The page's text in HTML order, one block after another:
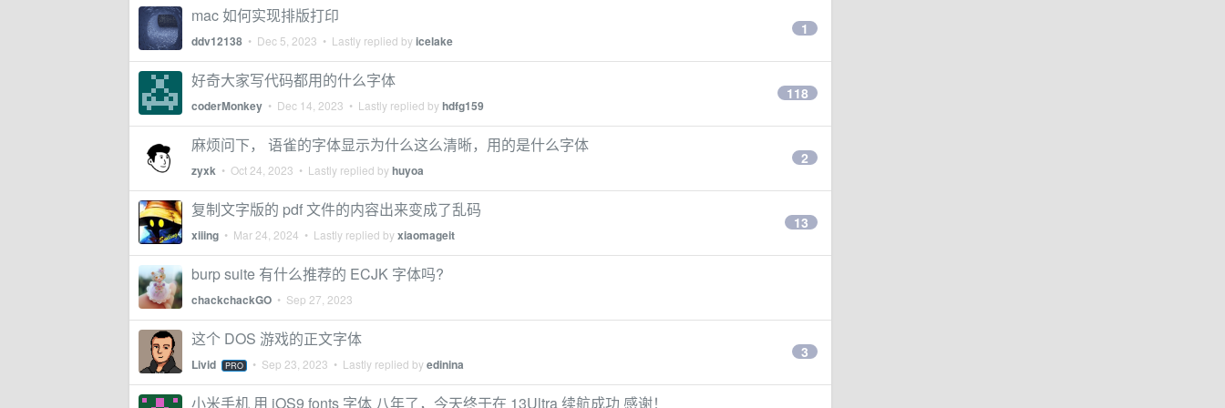
mac 如何实现排版打印
ddv12138 • Dec 5, 2023 • Lastly replied byicelake
1
好奇大家写代码都用的什么字体
coderMonkey • Dec 14, 2023 • Lastly replied byhdfg159
118
麻烦问下， 语雀的字体显示为什么这么清晰，用的是什么字体
zyxk • Oct 24, 2023 • Lastly replied byhuyoa
2
复制文字版的 pdf 文件的内容出来变成了乱码
xiiing • Mar 24, 2024 • Lastly replied byxiaomageit
13
burp suite 有什么推荐的 ECJK 字体吗?
chackchackGO • Sep 27, 2023
这个 DOS 游戏的正文字体
Livid PRO • Sep 23, 2023 • Lastly replied byedinina
3
小米手机 用 iOS9 fonts 字体 八年了，今天终于在 13Ultra 续航成功 感谢！